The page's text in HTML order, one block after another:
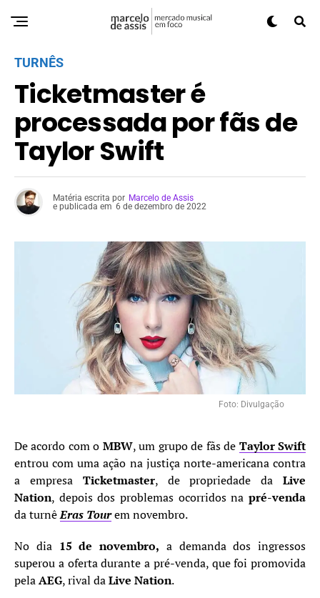
TURNÊS
Ticketmaster é
processada por fãs de
Taylor Swift
Matéria escrita por Marcelo de Assis
e publicada em 6 de dezembro de 2022
Foto: Divulgação
De acordo com o MBW, um grupo de fãs de Taylor Swift
entrou com uma ação na justiça norte-americana contra
a empresa Ticketmaster, de propriedade daLive
Nation, depois dos problemas ocorridos na pré-venda
da turnêEras Tourem novembro.
No dia 15 de novembro, a demanda dos ingressos
superou a oferta durante a pré-venda, que foi promovida
pelaAEG, rival daLive Nation.